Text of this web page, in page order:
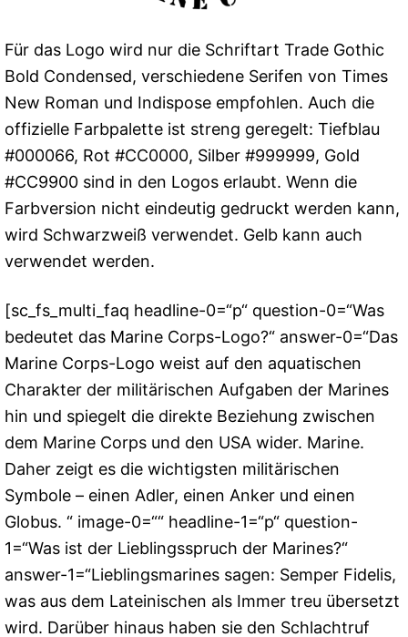
Für das Logo wird nur die Schriftart Trade Gothic
Bold Condensed, verschiedene Serifen von Times
New Roman und Indispose empfohlen. Auch die
offizielle Farbpalette ist streng geregelt: Tiefblau
#000066, Rot #CC0000, Silber #999999, Gold
#CC9900 sind in den Logos erlaubt. Wenn die
Farbversion nicht eindeutig gedruckt werden kann,
wird Schwarzweiß verwendet. Gelb kann auch
verwendet werden.
[sc_fs_multi_faq headline-0=“p“ question-0=“Was
bedeutet das Marine Corps-Logo?“ answer-0=“Das
Marine Corps-Logo weist auf den aquatischen
Charakter der militärischen Aufgaben der Marines
hin und spiegelt die direkte Beziehung zwischen
dem Marine Corps und den USA wider. Marine.
Daher zeigt es die wichtigsten militärischen
Symbole – einen Adler, einen Anker und einen
Globus. “ image-0=““ headline-1=“p“ question-
1=“Was ist der Lieblingsspruch der Marines?“
answer-1=“Lieblingsmarines sagen: Semper Fidelis,
was aus dem Lateinischen als Immer treu übersetzt
wird. Darüber hinaus haben sie den Schlachtruf